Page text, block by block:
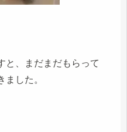
と、まだまだもらって
した。